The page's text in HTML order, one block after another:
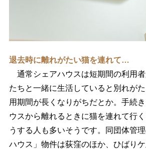
退去時に離れがたい猫を連れて…
通常シェアハウスは短期間の利用
たちと一緒に生活していると別れが
用期間が長くなりがちだとか。手続
ウスから離れるときに猫を連れて行
うする人も多いそうです。同団体管
ハウス」物件は荻窪のほか、ひばり